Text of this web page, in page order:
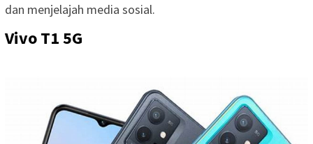
dan menjelajah media sosial.
Vivo T1 5G